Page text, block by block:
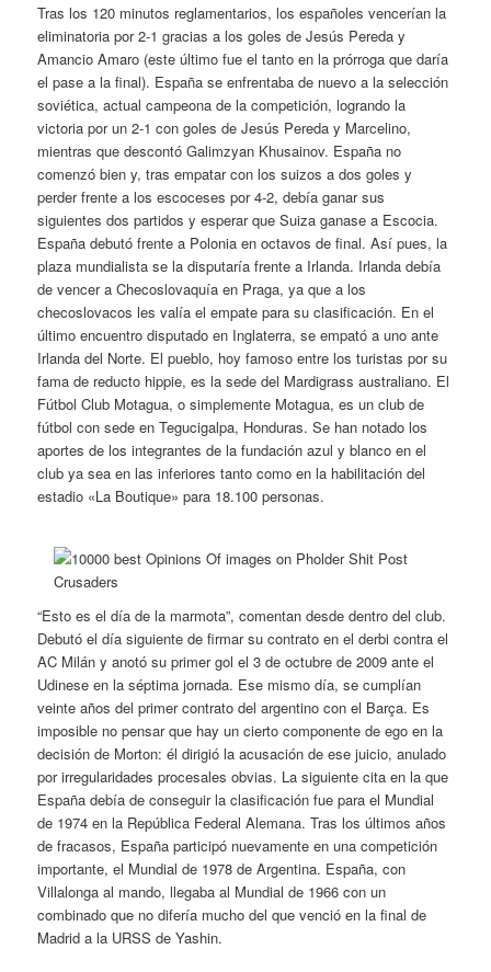
Tras los 120 minutos reglamentarios, los españoles vencerían la
eliminatoria por 2-1 gracias a los goles de Jesús Pereda y
Amancio Amaro (este último fue el tanto en la prórroga que daría
el pase a la final). España se enfrentaba de nuevo a la selección
soviética, actual campeona de la competición, logrando la
victoria por un 2-1 con goles de Jesús Pereda y Marcelino,
mientras que descontó Galimzyan Khusainov. España no
comenzó bien y, tras empatar con los suizos a dos goles y
perder frente a los escoceses por 4-2, debía ganar sus
siguientes dos partidos y esperar que Suiza ganase a Escocia.
España debutó frente a Polonia en octavos de final. Así pues, la
plaza mundialista se la disputaría frente a Irlanda. Irlanda debía
de vencer a Checoslovaquía en Praga, ya que a los
checoslovacos les valía el empate para su clasificación. En el
último encuentro disputado en Inglaterra, se empató a uno ante
Irlanda del Norte. El pueblo, hoy famoso entre los turistas por su
fama de reducto hippie, es la sede del Mardigrass australiano. El
Fútbol Club Motagua, o simplemente Motagua, es un club de
fútbol con sede en Tegucigalpa, Honduras. Se han notado los
aportes de los integrantes de la fundación azul y blanco en el
club ya sea en las inferiores tanto como en la habilitación del
estadio «La Boutique» para 18.100 personas.
“Esto es el día de la marmota”, comentan desde dentro del club.
Debutó el día siguiente de firmar su contrato en el derbi contra el
AC Milán y anotó su primer gol el 3 de octubre de 2009 ante el
Udinese en la séptima jornada. Ese mismo día, se cumplían
veinte años del primer contrato del argentino con el Barça. Es
imposible no pensar que hay un cierto componente de ego en la
decisión de Morton: él dirigió la acusación de ese juicio, anulado
por irregularidades procesales obvias. La siguiente cita en la que
España debía de conseguir la clasificación fue para el Mundial
de 1974 en la República Federal Alemana. Tras los últimos años
de fracasos, España participó nuevamente en una competición
importante, el Mundial de 1978 de Argentina. España, con
Villalonga al mando, llegaba al Mundial de 1966 con un
combinado que no difería mucho del que venció en la final de
Madrid a la URSS de Yashin.